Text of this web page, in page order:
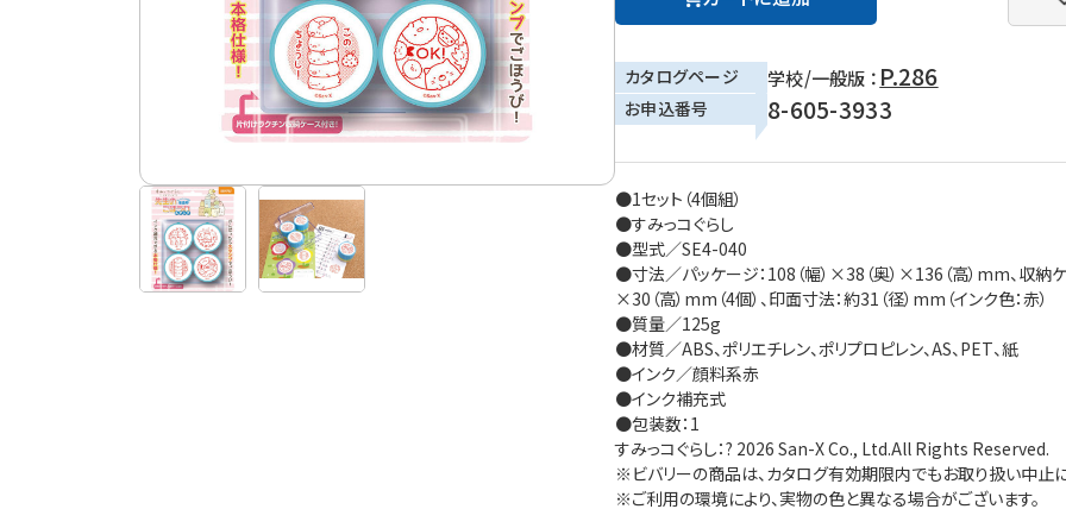
カタログページ 学校/一般版 ： P.286
お申込番号 8-605-3933
●1セット（4個組）
●すみっコぐらし
●型式／SE4-040
●寸法／パッケージ：108（幅）×38（奥）×136（高）mm、収納ケ
×30（高）mm（4個）、印面寸法：約31（径）mm（インク色：赤）
●質量／125g
●材質／ABS、ポリエチレン、ポリプロピレン、AS、PET、紙
●インク／顔料系赤
●インク補充式
●包装数：1
すみっコぐらし：? 2026 San-X Co., Ltd.All Rights Reserved.
※ビバリーの商品は、カタログ有効期限内でもお取り扱い中止
※ご利用の環境により、実物の色と異なる場合がございます。